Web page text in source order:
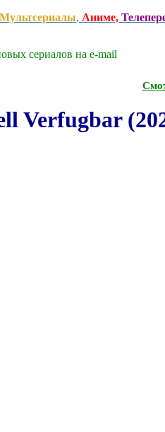
Мультсериалы, Аниме,
сериалов на e-mаil
Verfugbar